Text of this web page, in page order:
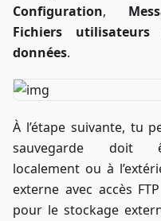
Configuration,
Fichiers utilisateurs
données.
À l’étape suivante, tu
sauvegarde doit
localement ou à
externe avec accès
pour le stockage